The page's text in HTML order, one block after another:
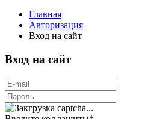
Главная
Авторизация
Вход на сайт
Вход на сайт